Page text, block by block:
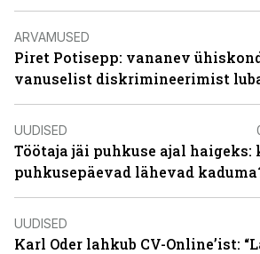
ARVAMUSED
Piret Potisepp: vananev
vanuselist diskrimineerimist
UUDISED
Töötaja jäi puhkuse ajal haigeks:
puhkusepäevad lähevad
UUDISED
Karl Oder lahkub CV-Online’ist: